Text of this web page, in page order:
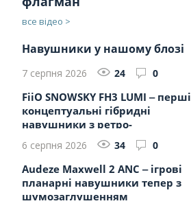
все відео >
Навушники у нашому блозі
7 серпня 2026 24 0
FiiO SNOWSKY FH3 LUMI ‒ перші
концептуальні гібридні
навушники з ретро-
настроюванням...
6 серпня 2026 34 0
Audeze Maxwell 2 ANC ‒ ігрові
планарні навушники тепер з
шумозаглушенням